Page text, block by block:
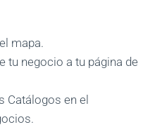
mapa.
tu negocio a tu página de
Catálogos en el